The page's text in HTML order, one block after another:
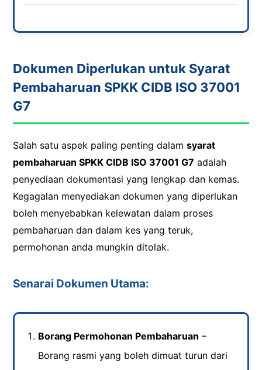
Dokumen Diperlukan untuk Syarat
Pembaharuan SPKK CIDB ISO 37001
G7
Salah satu aspek paling penting dalam syarat
pembaharuan SPKK CIDB ISO 37001 G7 adalah
penyediaan dokumentasi yang lengkap dan kemas.
Kegagalan menyediakan dokumen yang diperlukan
boleh menyebabkan kelewatan dalam proses
pembaharuan dan dalam kes yang teruk,
permohonan anda mungkin ditolak.
Senarai Dokumen Utama:
Borang Permohonan Pembaharuan –
Borang rasmi yang boleh dimuat turun dari